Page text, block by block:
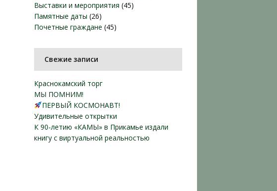
Выставки и мероприятия (45)
Памятные даты (26)
Почетные граждане (45)
Свежие записи
Краснокамский торг
МЫ ПОМНИМ!
ПЕРВЫЙ КОСМОНАВТ!
Удивительные открытки
К 90-летию «КАМЫ» в Прикамье издали
книгу с виртуальной реальностью